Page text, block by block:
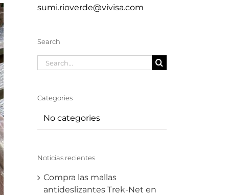
sumi.rioverde@vivisa.com
Search
Search
for:
Categories
No categories
Noticias recientes
Compra las mallas
antideslizantes Trek-Net en